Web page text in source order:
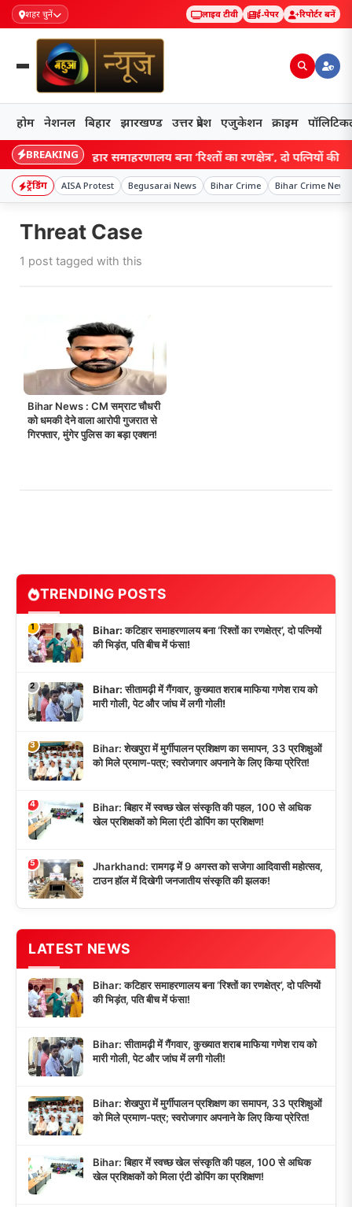
शहर चुनें लाइव टीवी ई-पेपर रिपोर्टर बनें
होम नेशनल बिहार झारखण्ड उत्तर प्रदेश एजुकेशन क्राइम
BREAKING
Bihar: कटिहार समाहरणालय बना ‘रिश्तों का रणक्षेत्र’, दो पत्नियों की
ट्रेंडिंग AISA Protest Begusarai News Bihar Crime Bihar Crime News
Threat Case
1 post tagged with this
Bihar News : CM सम्राट चौधरी
को धमकी देने वाला आरोपी गुजरात से
गिरफ्तार, मुंगेर पुलिस का बड़ा एक्शन!
TRENDING POSTS
1
Bihar: कटिहार समाहरणालय बना ‘रिश्तों का रणक्षेत्र’, दो पत्नियों
की भिड़ंत, पति बीच में फंसा!
2
Bihar: सीतामढ़ी में गैंगवार, कुख्यात शराब माफिया गणेश राय को
मारी गोली, पेट और जांघ में लगी गोली!
3
Bihar: शेखपुरा में मुर्गीपालन प्रशिक्षण का समापन, 33 प्रशिक्षुओं
को मिले प्रमाण-पत्र; स्वरोजगार अपनाने के लिए किया प्रेरित!
4
Bihar: बिहार में स्वच्छ खेल संस्कृति की पहल, 100 से अधिक
खेल प्रशिक्षकों को मिला एंटी डोपिंग का प्रशिक्षण!
5
Jharkhand: रामगढ़ में 9 अगस्त को सजेगा आदिवासी महोत्सव,
टाउन हॉल में दिखेगी जनजातीय संस्कृति की झलक!
LATEST NEWS
Bihar: कटिहार समाहरणालय बना ‘रिश्तों का रणक्षेत्र’, दो पत्नियों
की भिड़ंत, पति बीच में फंसा!
Bihar: सीतामढ़ी में गैंगवार, कुख्यात शराब माफिया गणेश राय को
मारी गोली, पेट और जांघ में लगी गोली!
Bihar: शेखपुरा में मुर्गीपालन प्रशिक्षण का समापन, 33 प्रशिक्षुओं
को मिले प्रमाण-पत्र; स्वरोजगार अपनाने के लिए किया प्रेरित!
Bihar: बिहार में स्वच्छ खेल संस्कृति की पहल, 100 से अधिक
खेल प्रशिक्षकों को मिला एंटी डोपिंग का प्रशिक्षण!